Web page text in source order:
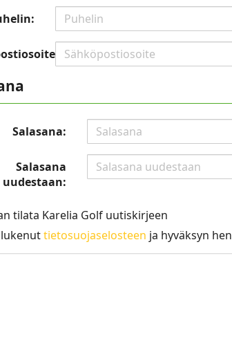
Salasana:
Salasana
uudestaan:
tilata Karelia Golf uutiskirjeen
tietosuojaselosteen ja hyväksyn